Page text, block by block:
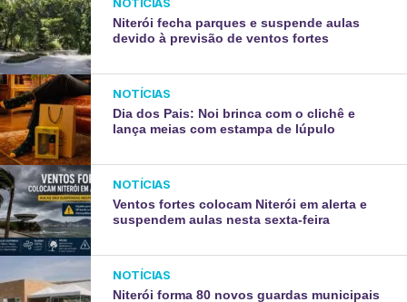
Niterói fecha parques e suspende aulas
devido à previsão de ventos fortes
NOTÍCIAS
Dia dos Pais: Noi brinca com o clichê e
lança meias com estampa de lúpulo
NOTÍCIAS
Ventos fortes colocam Niterói em alerta e
suspendem aulas nesta sexta-feira
NOTÍCIAS
Niterói forma 80 novos guardas municipais